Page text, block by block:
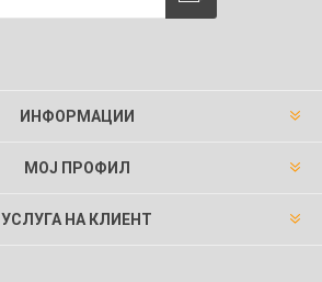
ИНФОРМАЦИИ
МОЈ ПРОФИЛ
УСЛУГА НА КЛИЕНТ